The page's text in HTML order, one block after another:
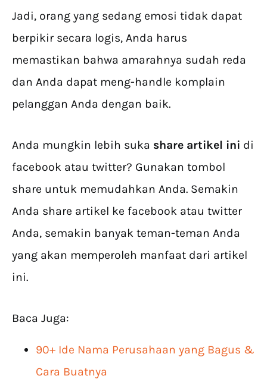
Jadi, orang yang sedang emosi tidak dapat
berpikir secara logis, Anda harus
memastikan bahwa amarahnya sudah reda
dan Anda dapat meng-handle komplain
pelanggan Anda dengan baik.
Anda mungkin lebih suka share artikel ini di
facebook atau twitter? Gunakan tombol
share untuk memudahkan Anda. Semakin
Anda share artikel ke facebook atau twitter
Anda, semakin banyak teman-teman Anda
yang akan memperoleh manfaat dari artikel
ini.
Baca Juga:
90+ Ide Nama Perusahaan yang Bagus &
Cara Buatnya